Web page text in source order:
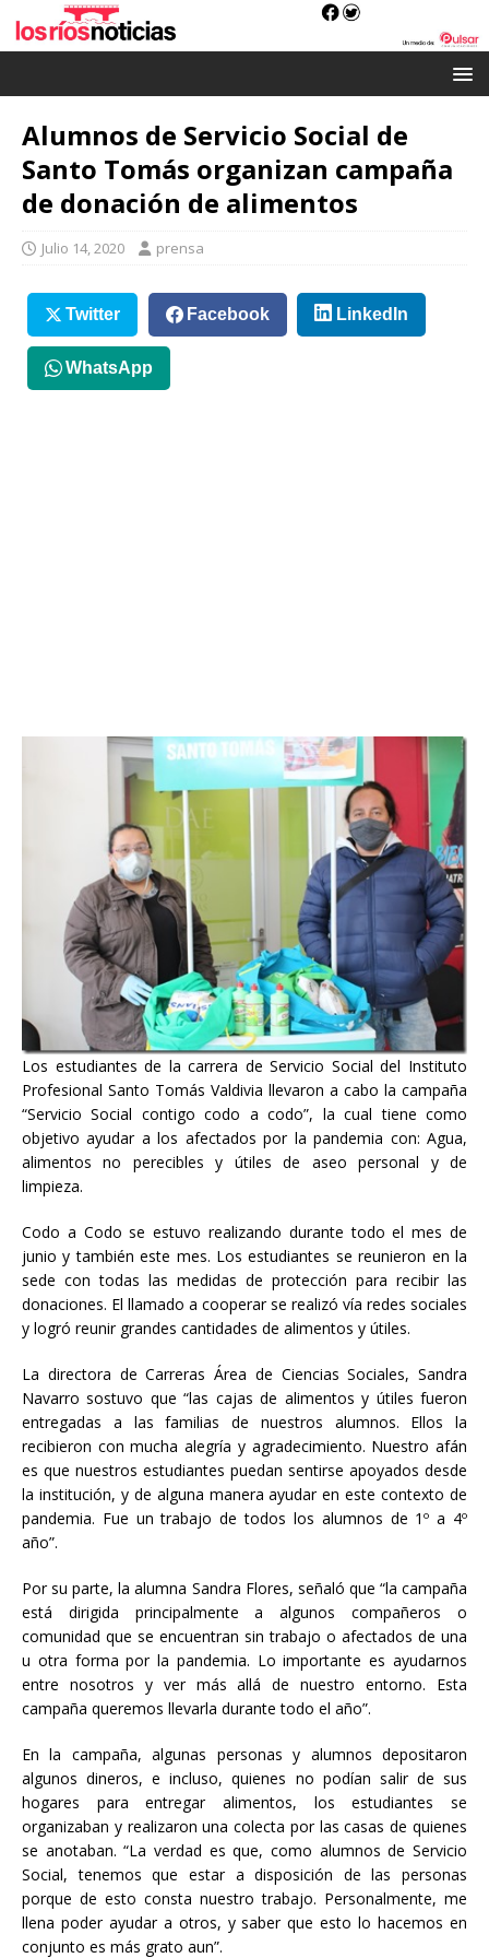
Alumnos de Servicio Social de
Santo Tomás organizan campaña
de donación de alimentos
Julio 14, 2020 prensa
Twitter Facebook LinkedIn
WhatsApp
Los estudiantes de la carrera de Servicio Social del Instituto
Profesional Santo Tomás Valdivia llevaron a cabo la campaña
“Servicio Social contigo codo a codo”, la cual tiene como
objetivo ayudar a los afectados por la pandemia con: Agua,
alimentos no perecibles y útiles de aseo personal y de
limpieza.
Codo a Codo se estuvo realizando durante todo el mes de
junio y también este mes. Los estudiantes se reunieron en la
sede con todas las medidas de protección para recibir las
donaciones. El llamado a cooperar se realizó vía redes sociales
y logró reunir grandes cantidades de alimentos y útiles.
La directora de Carreras Área de Ciencias Sociales, Sandra
Navarro sostuvo que “las cajas de alimentos y útiles fueron
entregadas a las familias de nuestros alumnos. Ellos la
recibieron con mucha alegría y agradecimiento. Nuestro afán
es que nuestros estudiantes puedan sentirse apoyados desde
la institución, y de alguna manera ayudar en este contexto de
pandemia. Fue un trabajo de todos los alumnos de 1º a 4º
año”.
Por su parte, la alumna Sandra Flores, señaló que “la campaña
está dirigida principalmente a algunos compañeros o
comunidad que se encuentran sin trabajo o afectados de una
u otra forma por la pandemia. Lo importante es ayudarnos
entre nosotros y ver más allá de nuestro entorno. Esta
campaña queremos llevarla durante todo el año”.
En la campaña, algunas personas y alumnos depositaron
algunos dineros, e incluso, quienes no podían salir de sus
hogares para entregar alimentos, los estudiantes se
organizaban y realizaron una colecta por las casas de quienes
se anotaban. “La verdad es que, como alumnos de Servicio
Social, tenemos que estar a disposición de las personas
porque de esto consta nuestro trabajo. Personalmente, me
llena poder ayudar a otros, y saber que esto lo hacemos en
conjunto es más grato aun”.